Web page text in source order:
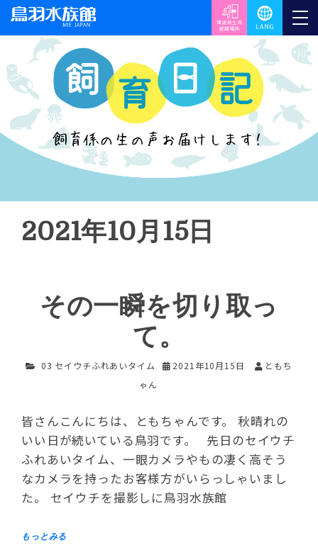
2021年10月15日
その一瞬を切り取っ
て。
03 セイウチふれあいタイム 2021年10月15日
ともち
ゃん
皆さんこんにちは、ともちゃんです。 秋晴れの
いい日が続いている鳥羽です。 先日のセイウチ
ふれあいタイム、一眼カメラやもの凄く高そう
なカメラを持ったお客様方がいらっしゃいまし
た。 セイウチを撮影しに鳥羽水族館